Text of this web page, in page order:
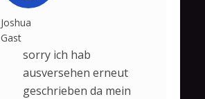
Joshua
Gast
sorry ich hab
ausversehen erneut
geschrieben da mein